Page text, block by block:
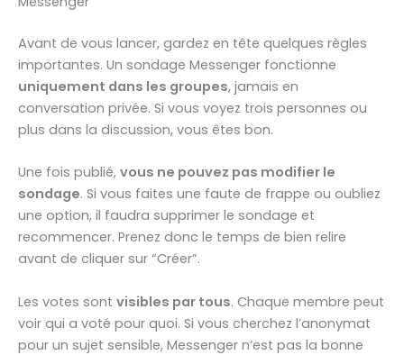
Avant de vous lancer, gardez en tête quelques règles
importantes. Un sondage Messenger fonctionne
uniquement dans les groupes, jamais en
conversation privée. Si vous voyez trois personnes ou
plus dans la discussion, vous êtes bon.
Une fois publié, vous ne pouvez pas modifier le
sondage. Si vous faites une faute de frappe ou oubliez
une option, il faudra supprimer le sondage et
recommencer. Prenez donc le temps de bien relire
avant de cliquer sur “Créer”.
Les votes sont visibles par tous. Chaque membre peut
voir qui a voté pour quoi. Si vous cherchez l’anonymat
pour un sujet sensible, Messenger n’est pas la bonne